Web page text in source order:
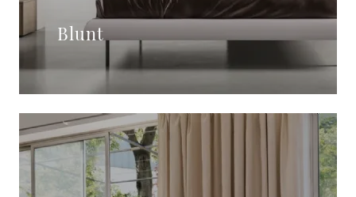
Blunt